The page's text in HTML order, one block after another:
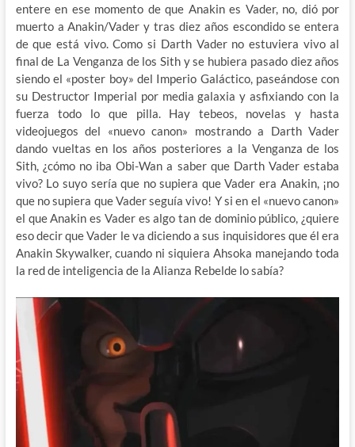
entere en ese momento de que Anakin es Vader, no, dió por
muerto a Anakin/Vader y tras diez años escondido se entera
de que está vivo. Como si Darth Vader no estuviera vivo al
final de La Venganza de los Sith y se hubiera pasado diez años
siendo el «poster boy» del Imperio Galáctico, paseándose con
su Destructor Imperial por media galaxia y asfixiando con la
fuerza todo lo que pilla. Hay tebeos, novelas y hasta
videojuegos del «nuevo canon» mostrando a Darth Vader
dando vueltas en los años posteriores a la Venganza de los
Sith, ¿cómo no iba Obi-Wan a saber que Darth Vader estaba
vivo? Lo suyo sería que no supiera que Vader era Anakin, ¡no
que no supiera que Vader seguía vivo! Y si en el «nuevo canon»
el que Anakin es Vader es algo tan de dominio público, ¿quiere
eso decir que Vader le va diciendo a sus inquisidores que él era
Anakin Skywalker, cuando ni siquiera Ahsoka manejando toda
la red de inteligencia de la Alianza Rebelde lo sabía?